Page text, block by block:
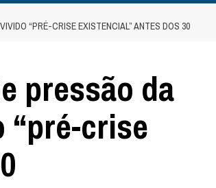
“PRÉ-CRISE EXISTENCIAL” ANTES DOS 30
pressão da
crise